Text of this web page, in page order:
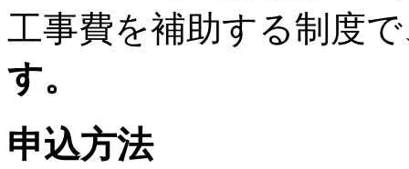
工事費を補助する制度
す。
申込方法